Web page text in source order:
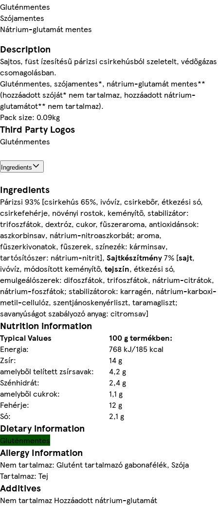
Gluténmentes
Szójamentes
Nátrium-glutamát mentes
Description
Sajtos, füst ízesítésű párizsi csirkehúsból szeletelt, védőgázas
csomagolásban.
Gluténmentes, szójamentes*, nátrium-glutamát mentes**
(hozzáadott szóját* nem tartalmaz, hozzáadott nátrium-
glutamátot** nem tartalmaz).
Pack size: 0.09kg
Third Party Logos
Gluténmentes
Ingredients
Ingredients
Párizsi 93% [csirkehús 65%, ivóvíz, csirkebőr, étkezési só,
csirkefehérje, növényi rostok, keményítő, stabilizátor:
trifoszfátok, dextróz, cukor, fűszeraroma, antioxidánsok:
aszkorbinsav, nátrium-nitroaszkorbát; aroma,
fűszerkivonatok, fűszerek, színezék: kárminsav,
tartósítószer: nátrium-nitrit], Sajtkészítmény7% [sajt,
ivóvíz, módosított keményítő, tejszín, étkezési só,
emulgeálószerek: difoszfátok, trifoszfátok, nátrium-citrátok,
nátrium-foszfátok; stabilizátorok: karragén, nátrium-karboxi-
metil-cellulóz, szentjánoskenyérliszt, taramagliszt;
savanyúságot szabályozó anyag: citromsav]
Nutrition information
Typical Values
100 g termékben:
Energia:
768 kJ/185 kcal
Zsír:
14 g
amelyből telített zsírsavak:
4,2 g
Szénhidrát:
2,4 g
amelyből cukrok:
1,1 g
Fehérje:
12 g
Só:
2,1 g
Dietary information
Gluténmentes
Allergy Information
Nem tartalmaz: Glutént tartalmazó gabonafélék, Szója
Tartalmaz: Tej
Additives
Nem tartalmaz Hozzáadott nátrium-glutamát